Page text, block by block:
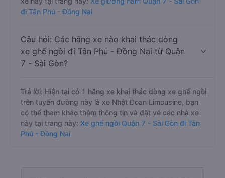
đi Tân Phú - Đồng Nai
Câu hỏi: Các hãng xe nào khai thác dòng
xe ghế ngồi đi Tân Phú - Đồng Nai từ Quận
7 - Sài Gòn?
Trả lời: Hiện tại có 1 hãng xe khai thác dòng xe ghế ngồi
trên tuyến đường này là xe Nhật Đoan Limousine, bạn
có thể tham khảo thêm thông tin và đặt vé các nhà xe
này tại trang này: Xe ghế ngồi Quận 7 - Sài Gòn đi Tân
Phú - Đồng Nai